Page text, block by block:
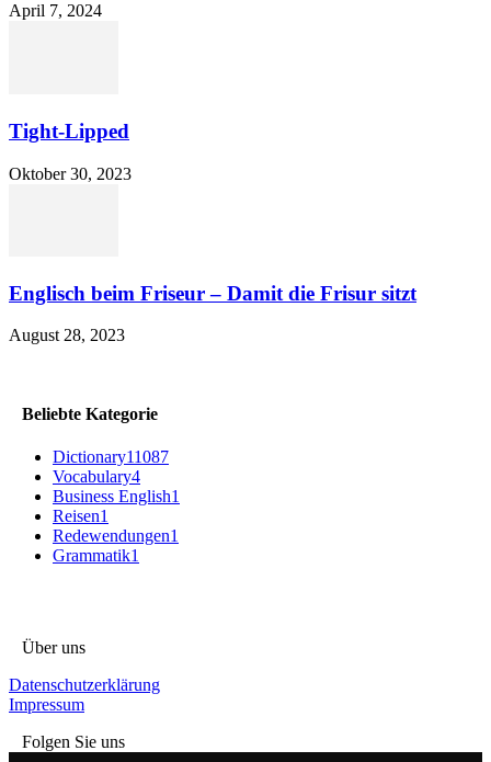
April 7, 2024
Tight-Lipped
Oktober 30, 2023
Englisch beim Friseur – Damit die Frisur sitzt
August 28, 2023
Beliebte Kategorie
Dictionary11087
Vocabulary4
Business English1
Reisen1
Redewendungen1
Grammatik1
Über uns
Datenschutzerklärung
Impressum
Folgen Sie uns